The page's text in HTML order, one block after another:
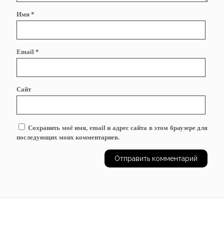
Имя *
Email *
Сайт
Сохранить моё имя, email и адрес сайта в этом браузере для
последующих моих комментариев.